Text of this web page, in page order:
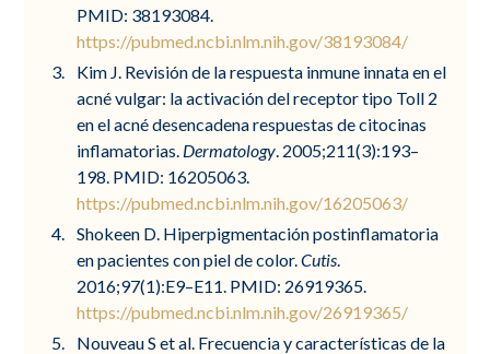
PMID: 38193084.
https://pubmed.ncbi.nlm.nih.gov/38193084/
Kim J. Revisión de la respuesta inmune innata en el
acné vulgar: la activación del receptor tipo Toll 2
en el acné desencadena respuestas de citocinas
inflamatorias. Dermatology . 2005;211(3):193–
198. PMID: 16205063.
https://pubmed.ncbi.nlm.nih.gov/16205063/
Shokeen D. Hiperpigmentación postinflamatoria
en pacientes con piel de color.Cutis
2016;97(1):E9–E11. PMID: 26919365.
https://pubmed.ncbi.nlm.nih.gov/26919365/
Nouveau S et al. Frecuencia y características de la